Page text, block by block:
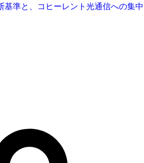
基準と、コヒーレント光通信への集中